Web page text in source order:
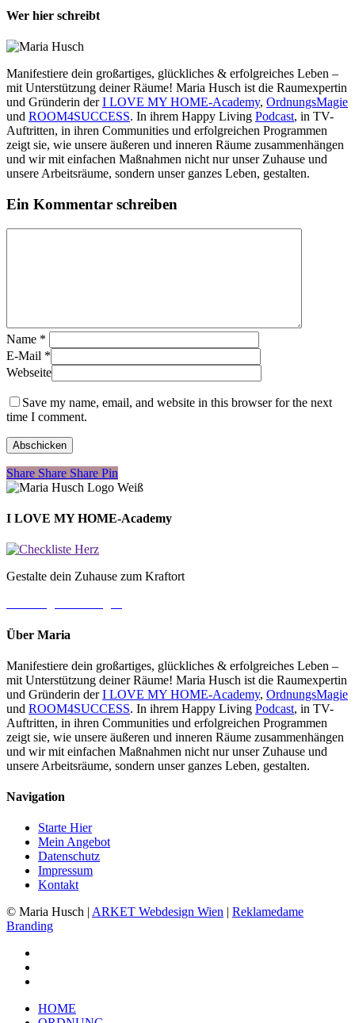
Wer hier schreibt
Manifestiere dein großartiges, glückliches & erfolgreiches Leben –
mit Unterstützung deiner Räume! Maria Husch ist die Raumexpertin
und Gründerin derI LOVE MY HOME-Academy, OrdnungsMagie
und ROOM4SUCCESS. In ihrem Happy Living Podcast, in TV-
Auftritten, in ihren Communities und erfolgreichen Programmen
zeigt sie, wie unsere äußeren und inneren Räume zusammenhängen
und wir mit einfachen Maßnahmen nicht nur unser Zuhause und
unsere Arbeitsräume, sondern unser ganzes Leben, gestalten.
Ein Kommentar schreiben
Name *
E-Mail *
Webseite
Save my name, email, and website in this browser for the next
time I comment.
Share
Share Share Share Pin
I LOVE MY HOME-Academy
Gestalte dein Zuhause zum Kraftort
Über Maria
Manifestiere dein großartiges, glückliches & erfolgreiches Leben –
mit Unterstützung deiner Räume! Maria Husch ist die Raumexpertin
und Gründerin derI LOVE MY HOME-Academy, OrdnungsMagie
und ROOM4SUCCESS. In ihrem Happy Living Podcast, in TV-
Auftritten, in ihren Communities und erfolgreichen Programmen
zeigt sie, wie unsere äußeren und inneren Räume zusammenhängen
und wir mit einfachen Maßnahmen nicht nur unser Zuhause und
unsere Arbeitsräume, sondern unser ganzes Leben, gestalten.
Navigation
Starte Hier
Mein Angebot
Datenschutz
Impressum
Kontakt
© Maria Husch | ARKET Webdesign Wien | Reklamedame
Branding
Close
HOME